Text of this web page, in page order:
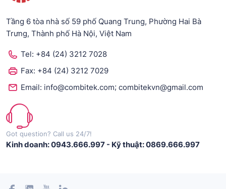
Tầng 6 tòa nhà số 59 phố Quang Trung, Phường Hai Bà
Trưng, Thành phố Hà Nội, Việt Nam
Tel: +84 (24) 3212 7028
Fax: +84 (24) 3212 7029
Email: info@combitek.com; combitekvn@gmail.com
Got question? Call us 24/7!
Kinh doanh: 0943.666.997 - Kỹ thuật: 0869.666.997